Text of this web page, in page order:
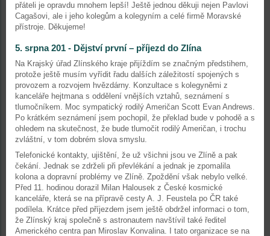
přáteli je opravdu mnohem lepší! Ještě jednou děkuji nejen Pavlovi
Cagašovi, ale i jeho kolegům a kolegyním a celé firmě Moravské
přístroje. Děkujeme!
5. srpna 201 - Dějství první – příjezd do Zlína
Na Krajský úřad Zlínského kraje přijíždím se značným předstihem,
protože ještě musím vyřídit řadu dalších záležitostí spojených s
provozem a rozvojem hvězdárny. Konzultace s kolegyněmi z
kanceláře hejtmana s oddělení vnějších vztahů, seznámení s
tlumočníkem. Moc sympatický rodilý Američan Scott Evan Andrews.
Po krátkém seznámení jsem pochopil, že překlad bude v pohodě a s
ohledem na skutečnost, že bude tlumočit rodilý Američan, i trochu
zvláštní, v tom dobrém slova smyslu.
Telefonické kontakty, ujištění, že už všichni jsou ve Zlíně a pak
čekání. Jednak se zdrželi při převlékání a jednak je zpomalila
kolona a dopravní problémy ve Zlíně. Zpoždění však nebylo velké.
Před 11. hodinou dorazil Milan Halousek z České kosmické
kanceláře, která se na přípravě cesty A. J. Feustela po ČR také
podílela. Krátce před příjezdem jsem ještě obdržel informaci o tom,
že Zlínský kraj společně s astronautem navštívil také ředitel
Amerického centra pan Miroslav Konvalina. I tato organizace se na